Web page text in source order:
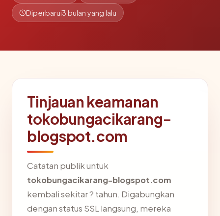
Diperbarui3 bulan yang lalu
Tinjauan keamanan
tokobungacikarang-
blogspot.com
Catatan publik untuk
tokobungacikarang-blogspot.com
kembali sekitar ? tahun. Digabungkan
dengan status SSL langsung, mereka